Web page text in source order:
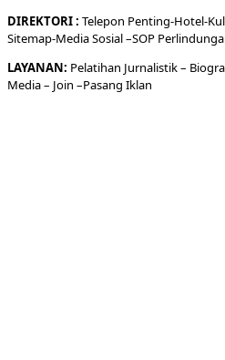
DIREKTORI: Telepon Penting-Hotel-
Sitemap-Media Sosial –SOP
LAYANAN: Pelatihan Jurnalistik –
Media– Join –Pasang Iklan